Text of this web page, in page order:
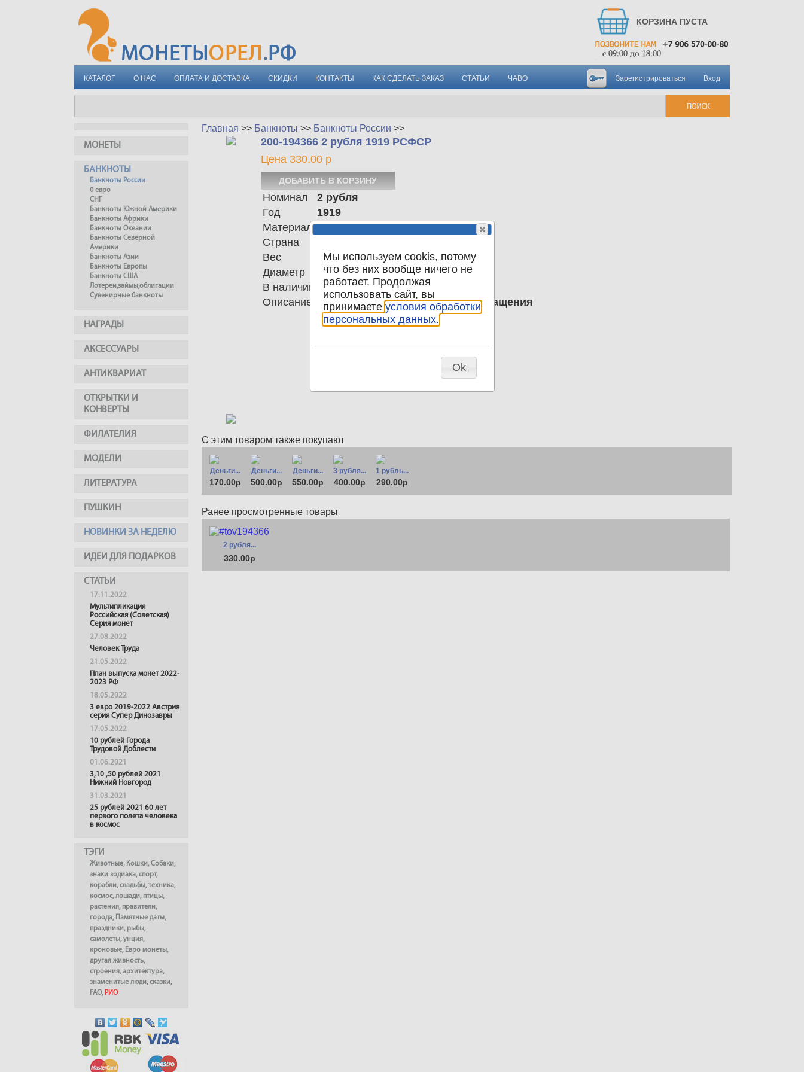
КОРЗИНА ПУСТА
КАТАЛОГ О НАС ОПЛАТА И ДОСТАВКА СКИДКИ КОНТАКТЫ КАК СДЕЛАТЬ ЗАКАЗ СТАТЬИ ЧАВО Вход
Зарегистрироваться
МОНЕТЫ
БАНКНОТЫ
Банкноты России
0 евро
СНГ
Банкноты Южной Америки
Банкноты Африки
Банкноты Океании
Банкноты Северной
Америки
Банкноты Азии
Банкноты Европы
Банкноты США
Лотереи,займы,облигации
Сувенирные банкноты
НАГРАДЫ
АКСЕССУАРЫ
АНТИКВАРИАТ
ОТКРЫТКИ И
КОНВЕРТЫ
ФИЛАТЕЛИЯ
МОДЕЛИ
ЛИТЕРАТУРА
ПУШКИН
НОВИНКИ ЗА НЕДЕЛЮ
ИДЕИ ДЛЯ ПОДАРКОВ
СТАТЬИ
17.11.2022
Мультипликация
Российская (Советская)
Серия монет
27.08.2022
Человек Труда
21.05.2022
План выпуска монет 2022-
2023 РФ
18.05.2022
3 евро 2019-2022 Австрия
серия Супер Динозавры
17.05.2022
10 рублей Города
Трудовой Доблести
01.06.2021
3,10 ,50 рублей 2021
Нижний Новгород
31.03.2021
25 рублей 2021 60 лет
первого полета человека
в космос
ТЭГИ
Животные, Кошки,Собаки,
знаки зодиака,спорт,
корабли,свадьбы,техника,
космос,лошади, птицы,
растения, правители,
города, Памятные даты,
праздники, рыбы,
самолеты,унция,
кроновые, Евро монеты,
другая живность,
строения,архитектура,
знаменитые люди,сказки,
FAO, РИО
Главная >> Банкноты >> Банкноты России >>
200-194366 2 рубля 1919 РСФСР
Цена 330.00 р
Номинал
2 рубля
Год
1919
Материал
Страна
Вес
0.00
Диаметр
0.00
В наличии
Описание
2 рубля 1919 РСФСР; Следы обращения
С этим товаром также покупают
Деньги...
170.00р
Деньги...
500.00р
Деньги...
550.00р
3 рубля...
400.00р
1 рубль...
290.00р
Ранее просмотренные товары
2 рубля...
330.00р
Мы используем cookis, потому
что без них вообще ничего не
работает. Продолжая
использовать сайт, вы
принимаете условия обработки
персональных данных.
Ok